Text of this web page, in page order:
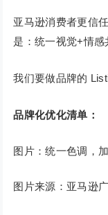
亚马逊消费者更信
是：统一视觉+情感
我们要做品牌的
品牌化优化清单：
图片：统一色调，
图片来源：亚马逊